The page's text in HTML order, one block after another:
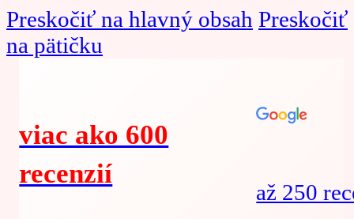
Preskočiť na hlavný obsah Preskočiť
na pätičku
viac ako 600
recenzií
až 250